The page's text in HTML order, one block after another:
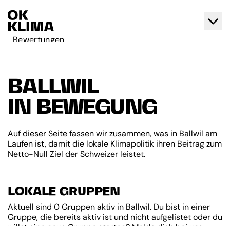
Bewertungen
Kontakt
Deutsch
BALLWIL
IN BEWEGUNG
Auf dieser Seite fassen wir zusammen, was in Ballwil am
Laufen ist, damit die lokale Klimapolitik ihren Beitrag zum
Netto-Null Ziel der Schweizer leistet.
LOKALE GRUPPEN
Aktuell sind 0 Gruppen aktiv in Ballwil. Du bist in einer
Gruppe, die bereits aktiv ist und nicht aufgelistet oder du